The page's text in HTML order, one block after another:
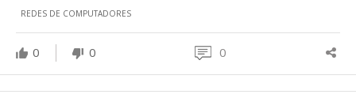
REDES DE COMPUTADORES
0 0 0